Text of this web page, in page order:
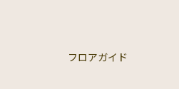
フロアガイド